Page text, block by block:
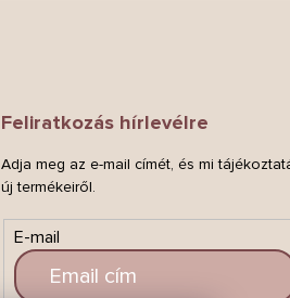
Feliratkozás hírlevélre
Adja meg az e-mail címét, és mi
új termékeiről.
E-mail